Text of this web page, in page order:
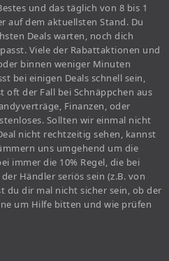
und das täglich von 8 bis 1
auf dem aktuellsten Stand. Du
Deals warten, noch dich
Viele der Rabattaktionen und
binnen weniger Minuten
bei einigen Deals schnell sein,
oft der Fall bei Schnäppchen aus
Finanzen, oder
Sollten wir einmal nicht
nicht rechtzeitig sehen, kannst
uns umgehend um die
immer die 10% Regel, die bei
Händler seriös sein (z.B. von
du dir mal nicht sicher sein, ob der
um Hilfe bitten und wie prüfen